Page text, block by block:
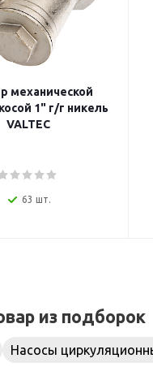
механической
1" г/г никель
VALTEC
63 шт.
из подборок
Насосы